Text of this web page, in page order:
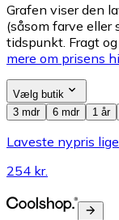
Grafen viser den
(såsom farve
tidspunkt. Fragt
mere om prisens
Vælg butik
3 mdr
6 mdr 1 år
Laveste nypris
254 kr.